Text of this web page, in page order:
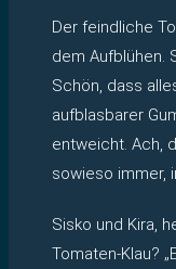
Der feindliche
dem Aufblühen.
Schön, dass
aufblasbarer
entweicht. Ach,
sowieso immer,
Sisko und Kira,
Tomaten-Klau?